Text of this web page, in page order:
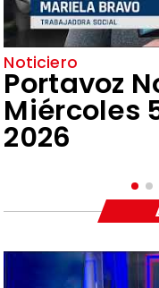
Noticiero
Portavoz
Miércoles
2026